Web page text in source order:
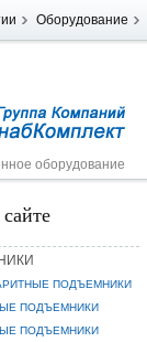
Оборудование
оборудование
ПОДЪЕМНИКИ
ПОДЪЕМНИКИ
ПОДЪЕМНИКИ